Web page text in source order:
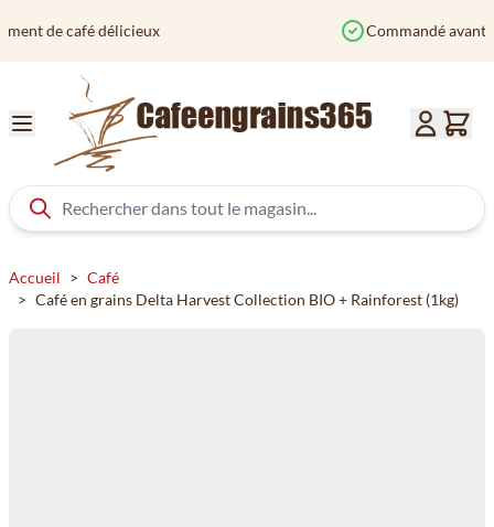
Commandé avant 12h? Expédié aujourd'hui
Accueil > Café
> Café en grains Delta Harvest Collection BIO + Rainforest (1kg)